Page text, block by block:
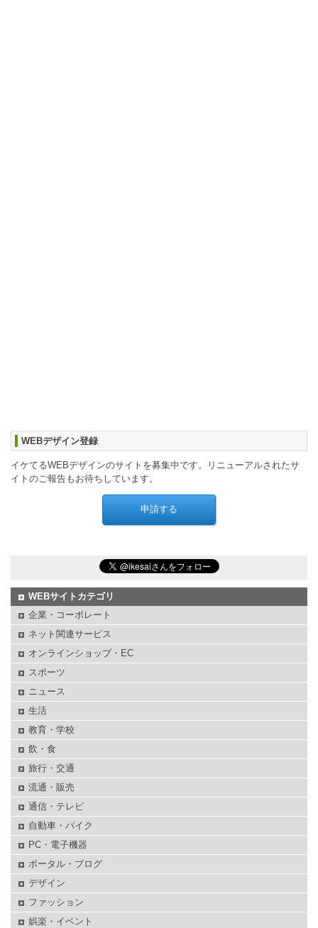
WEBデザイン登録
イケてるWEBデザインのサイトを募集中です。リニューアルされたサ
イトのご報告もお待ちしています。
WEBサイトカテゴリ
企業・コーポレート
ネット関連サービス
オンラインショップ・EC
スポーツ
ニュース
生活
教育・学校
飲・食
旅行・交通
流通・販売
通信・テレビ
自動車・バイク
PC・電子機器
ポータル・ブログ
デザイン
ファッション
娯楽・イベント